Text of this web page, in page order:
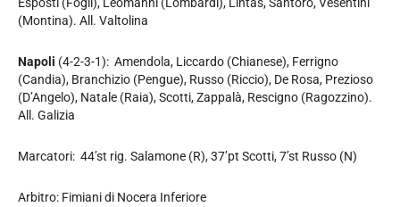
(Montina). All. Valtolina
Napoli (4-2-3-1): Amendola, Liccardo (Chianese), Ferrigno
(Candia), Branchizio (Pengue), Russo (Riccio), De Rosa, Prezioso
(D’Angelo), Natale (Raia), Scotti, Zappalà, Rescigno (Ragozzino).
All. Galizia
Marcatori: 44’st rig. Salamone (R), 37’pt Scotti, 7’st Russo (N)
Arbitro: Fimiani di Nocera Inferiore